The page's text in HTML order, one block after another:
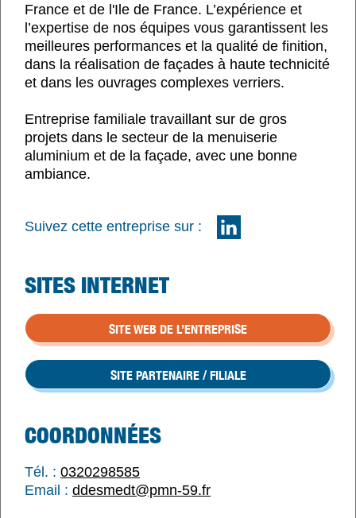
France et de l'Ile de France. L’expérience et
l’expertise de nos équipes vous garantissent les
meilleures performances et la qualité de finition,
dans la réalisation de façades à haute technicité
et dans les ouvrages complexes verriers.
Entreprise familiale travaillant sur de gros
projets dans le secteur de la menuiserie
aluminium et de la façade, avec une bonne
ambiance.
Suivez cette entreprise sur :
SITES INTERNET
SITE WEB DE L’ENTREPRISE
SITE PARTENAIRE / FILIALE
COORDONNÉES
Tél. : 0320298585
Email : ddesmedt@pmn-59.fr